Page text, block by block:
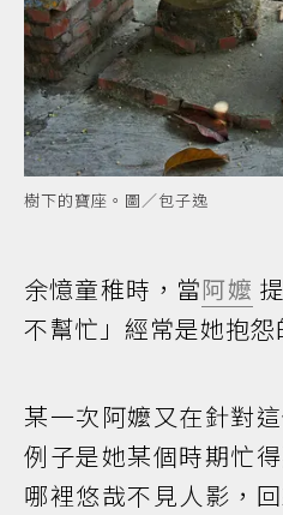
樹下的寶座。圖／包子逸
余憶童稚時，當阿嬤
不幫忙」經常是她抱怨
某一次阿嬤又在針對
例子是她某個時期忙
哪裡悠哉不見人影，